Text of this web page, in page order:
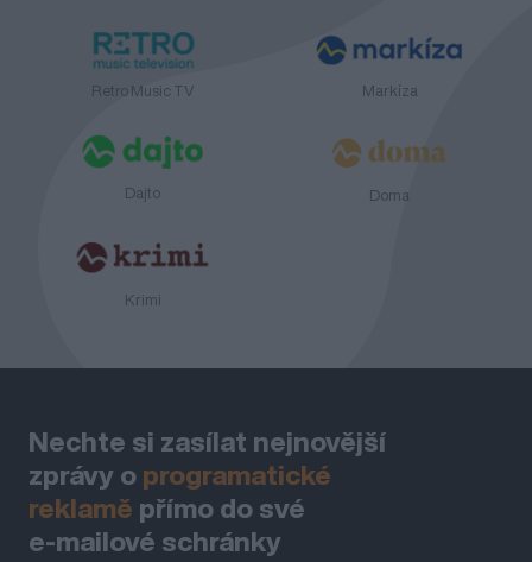
Retro Music TV Markíza
Dajto Doma
Krimi
Nechte si zasílat nejnovější
zprávy oprogramatické
reklamě přímo do své
e‑mailové schránky